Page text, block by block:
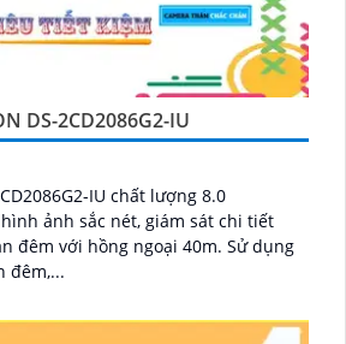
DS-2CD2086G2-IU
IU chất lượng 8.0
ảnh sắc nét, giám sát chi tiết
với hồng ngoại 40m. Sử dụng
đêm,...